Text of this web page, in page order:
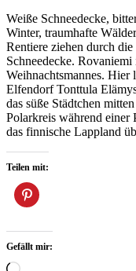
Weiße Schneedecke,
Winter, traumhafte
Rentiere ziehen durch
Schneedecke.
Weihnachtsmannes. Hier
Elfendorf Tonttula
das süße Städtchen
Polarkreis während einer
das finnische Lappland
Teilen mit:
Gefällt mir:
Wird